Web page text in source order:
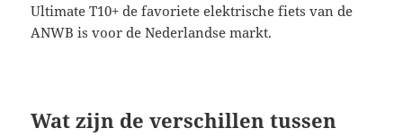
Ultimate T10+ de favoriete elektrische fiets van de
ANWB is voor de Nederlandse markt.
Wat zijn de verschillen tussen